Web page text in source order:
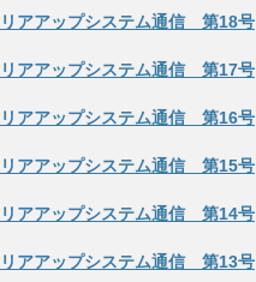
リアアップシステム通信 第18号
リアアップシステム通信 第17号
リアアップシステム通信 第16号
リアアップシステム通信 第15号
リアアップシステム通信 第14号
リアアップシステム通信 第13号